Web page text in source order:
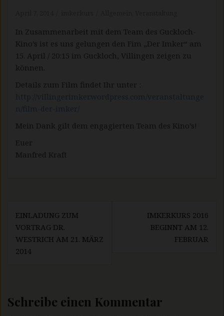
In Zusammenarbeit mit dem Team des Guckloch-
Kino’s ist es uns gelungen den Fim „Der Imker“ am
15. April / 20:15 im Guckloch, Villingen zeigen zu
können.
Details zum Film findet Ihr unter :
http://villingerimker.wordpress.com/veranstaltunge
n/film-der-imker/
Mein Dank gilt dem engagierten Team des Kino’s!
Euer
Manfred Kraft
Beitragsnavigation
EINLADUNG ZUM
VORTRAG DR.
WESTRICH AM 21. MÄRZ
2014
IMKERKURS 2016
BEGINNT AM 12.
FEBRUAR
Schreibe einen Kommentar